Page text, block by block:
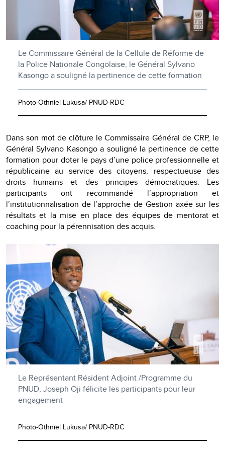
Le Commissaire Général de la Cellule de Réforme de
la Police Nationale Congolaise, le Général Sylvano
Kasongo a souligné la pertinence de cette formation
Photo-Othniel Lukusa/ PNUD-RDC
Dans son mot de clôture le Commissaire Général de CRP, le
Général Sylvano Kasongo a souligné la pertinence de cette
formation pour doter le pays d’une police professionnelle et
républicaine au service des citoyens, respectueuse des
droits humains et des principes démocratiques. Les
participants ont recommandé l’appropriation et
l’institutionnalisation de l’approche de Gestion axée sur les
résultats et la mise en place des équipes de mentorat et
coaching pour la pérennisation des acquis.
Le Représentant Résident Adjoint /Programme du
PNUD, Joseph Oji félicite les participants pour leur
engagement
Photo-Othniel Lukusa/ PNUD-RDC